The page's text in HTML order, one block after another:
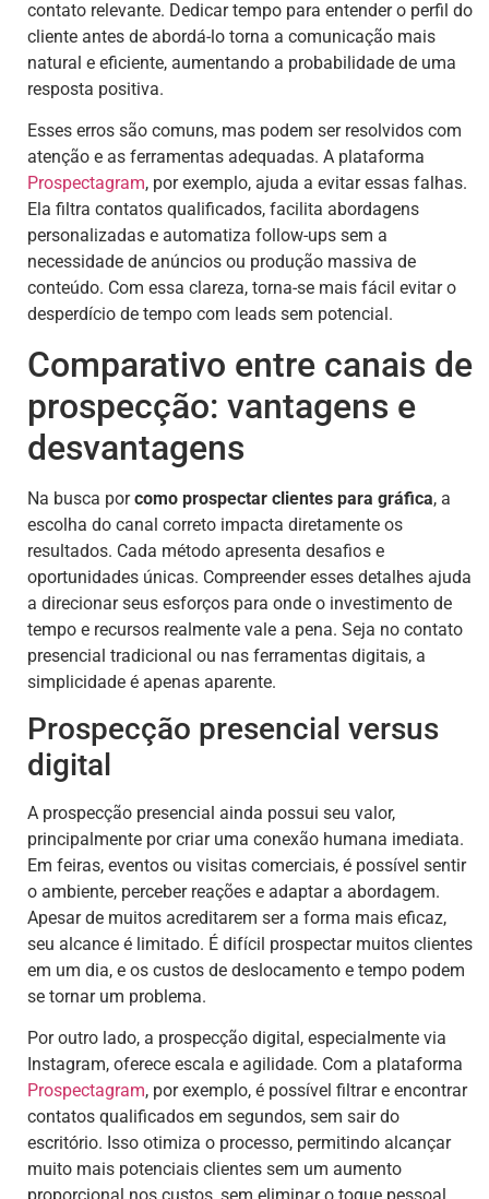
contato relevante. Dedicar tempo para entender o perfil do
cliente antes de abordá-lo torna a comunicação mais
natural e eficiente, aumentando a probabilidade de uma
resposta positiva.
Esses erros são comuns, mas podem ser resolvidos com
atenção e as ferramentas adequadas. A plataforma
Prospectagram, por exemplo, ajuda a evitar essas falhas.
Ela filtra contatos qualificados, facilita abordagens
personalizadas e automatiza follow-ups sem a
necessidade de anúncios ou produção massiva de
conteúdo. Com essa clareza, torna-se mais fácil evitar o
desperdício de tempo com leads sem potencial.
Comparativo entre canais de
prospecção: vantagens e
desvantagens
Na busca porcomo prospectar clientes para gráfica, a
escolha do canal correto impacta diretamente os
resultados. Cada método apresenta desafios e
oportunidades únicas. Compreender esses detalhes ajuda
a direcionar seus esforços para onde o investimento de
tempo e recursos realmente vale a pena. Seja no contato
presencial tradicional ou nas ferramentas digitais, a
simplicidade é apenas aparente.
Prospecção presencial versus
digital
A prospecção presencial ainda possui seu valor,
principalmente por criar uma conexão humana imediata.
Em feiras, eventos ou visitas comerciais, é possível sentir
o ambiente, perceber reações e adaptar a abordagem.
Apesar de muitos acreditarem ser a forma mais eficaz,
seu alcance é limitado. É difícil prospectar muitos clientes
em um dia, e os custos de deslocamento e tempo podem
se tornar um problema.
Por outro lado, a prospecção digital, especialmente via
Instagram, oferece escala e agilidade. Com a plataforma
Prospectagram, por exemplo, é possível filtrar e encontrar
contatos qualificados em segundos, sem sair do
escritório. Isso otimiza o processo, permitindo alcançar
muito mais potenciais clientes sem um aumento